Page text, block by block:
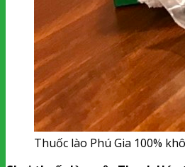
Thuốc lào Phú Gia 100%